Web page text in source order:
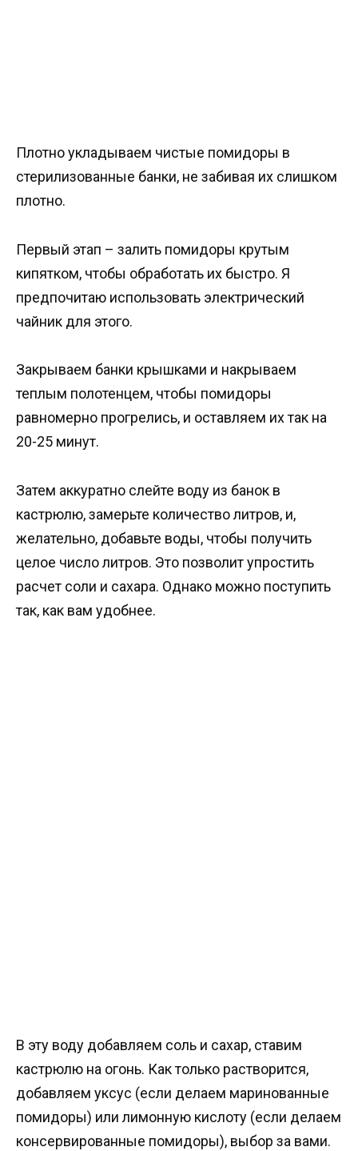
Плотно укладываем чистые помидоры в
стерилизованные банки, не забивая их слишком
плотно.
Первый этап – залить помидоры крутым
кипятком, чтобы обработать их быстро. Я
предпочитаю использовать электрический
чайник для этого.
Закрываем банки крышками и накрываем
теплым полотенцем, чтобы помидоры
равномерно прогрелись, и оставляем их так на
20-25 минут.
Затем аккуратно слейте воду из банок в
кастрюлю, замерьте количество литров, и,
желательно, добавьте воды, чтобы получить
целое число литров. Это позволит упростить
расчет соли и сахара. Однако можно поступить
так, как вам удобнее.
В эту воду добавляем соль и сахар, ставим
кастрюлю на огонь. Как только растворится,
добавляем уксус (если делаем маринованные
помидоры) или лимонную кислоту (если делаем
консервированные помидоры), выбор за вами.